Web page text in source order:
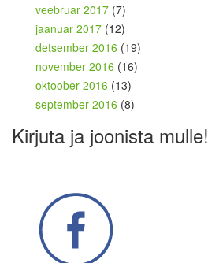
veebruar 2017 (7)
jaanuar 2017 (12)
detsember 2016 (19)
november 2016 (16)
oktoober 2016 (13)
september 2016 (8)
Kirjuta ja joonista mulle!